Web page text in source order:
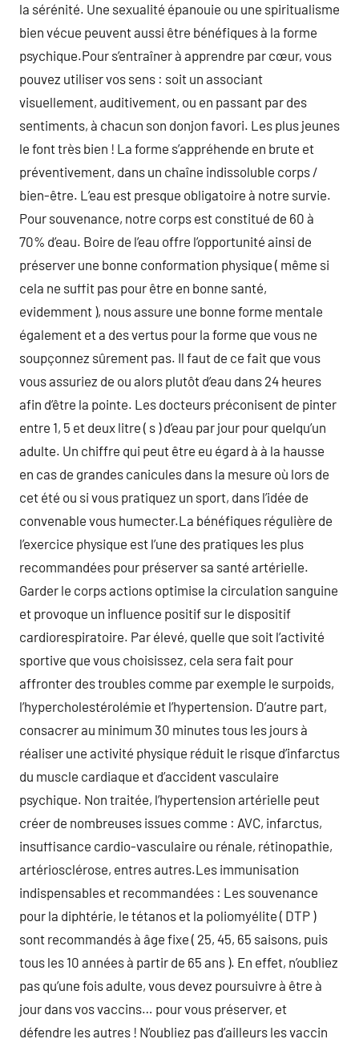
la sérénité. Une sexualité épanouie ou une spiritualisme
bien vécue peuvent aussi être bénéfiques à la forme
psychique.Pour s’entraîner à apprendre par cœur, vous
pouvez utiliser vos sens : soit un associant
visuellement, auditivement, ou en passant par des
sentiments, à chacun son donjon favori. Les plus jeunes
le font très bien ! La forme s’appréhende en brute et
préventivement, dans un chaîne indissoluble corps /
bien-être. L’eau est presque obligatoire à notre survie.
Pour souvenance, notre corps est constitué de 60 à
70% d’eau. Boire de l’eau offre l’opportunité ainsi de
préserver une bonne conformation physique ( même si
cela ne suffit pas pour être en bonne santé,
evidemment ), nous assure une bonne forme mentale
également et a des vertus pour la forme que vous ne
soupçonnez sûrement pas. Il faut de ce fait que vous
vous assuriez de ou alors plutôt d’eau dans 24 heures
afin d’être la pointe. Les docteurs préconisent de pinter
entre 1, 5 et deux litre ( s ) d’eau par jour pour quelqu’un
adulte. Un chiffre qui peut être eu égard à à la hausse
en cas de grandes canicules dans la mesure où lors de
cet été ou si vous pratiquez un sport, dans l’idée de
convenable vous humecter.La bénéfiques régulière de
l’exercice physique est l’une des pratiques les plus
recommandées pour préserver sa santé artérielle.
Garder le corps actions optimise la circulation sanguine
et provoque un influence positif sur le dispositif
cardiorespiratoire. Par élevé, quelle que soit l’activité
sportive que vous choisissez, cela sera fait pour
affronter des troubles comme par exemple le surpoids,
l’hypercholestérolémie et l’hypertension. D’autre part,
consacrer au minimum 30 minutes tous les jours à
réaliser une activité physique réduit le risque d’infarctus
du muscle cardiaque et d’accident vasculaire
psychique. Non traitée, l’hypertension artérielle peut
créer de nombreuses issues comme : AVC, infarctus,
insuffisance cardio-vasculaire ou rénale, rétinopathie,
artériosclérose, entres autres.Les immunisation
indispensables et recommandées : Les souvenance
pour la diphtérie, le tétanos et la poliomyélite ( DTP )
sont recommandés à âge fixe ( 25, 45, 65 saisons, puis
tous les 10 années à partir de 65 ans ). En effet, n’oubliez
pas qu’une fois adulte, vous devez poursuivre à être à
jour dans vos vaccins… pour vous préserver, et
défendre les autres ! N’oubliez pas d’ailleurs les vaccin